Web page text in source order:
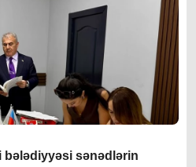
bələdiyyəsi sənədlərin